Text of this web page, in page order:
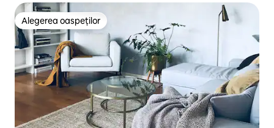
Alegerea oaspeților
Alegerea oaspeților